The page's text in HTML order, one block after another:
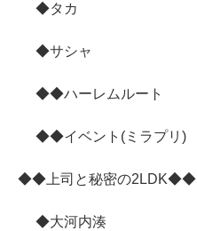
◆タカ
◆サシャ
◆◆ハーレムルート
◆◆イベント(ミラプリ)
◆◆上司と秘密の2LDK◆◆
◆大河内湊